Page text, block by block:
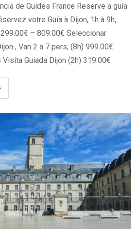
de Guides France Reserve a guía
votre Guía à Dijon, 1h à 9h,
– 809.00€ Seleccionar
, Van 2 a 7 pers, (8h) 999.00€
Guiada Dijon (2h) 319.00€